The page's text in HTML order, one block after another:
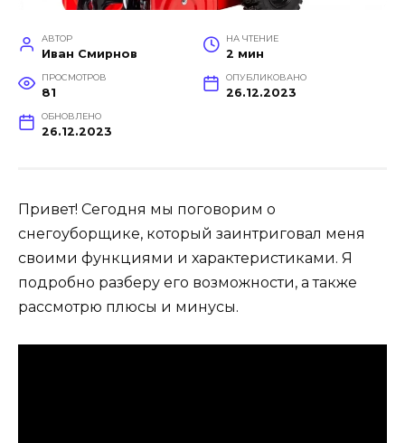
АВТОР
Иван Смирнов
НА ЧТЕНИЕ
2 мин
ПРОСМОТРОВ
81
ОПУБЛИКОВАНО
26.12.2023
ОБНОВЛЕНО
26.12.2023
Привет! Сегодня мы поговорим о
снегоуборщике, который заинтриговал меня
своими функциями и характеристиками. Я
подробно разберу его возможности, а также
рассмотрю плюсы и минусы.